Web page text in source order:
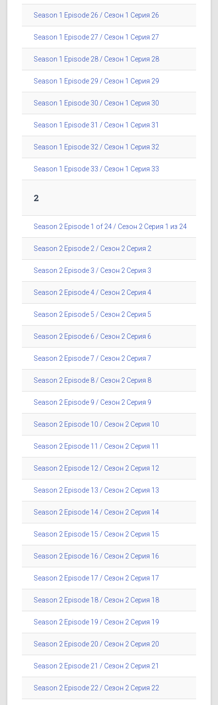
Season 1 Episode 26 / Сезон 1 Серия 26
Season 1 Episode 27 / Сезон 1 Серия 27
Season 1 Episode 28 / Сезон 1 Серия 28
Season 1 Episode 29 / Сезон 1 Серия 29
Season 1 Episode 30 / Сезон 1 Серия 30
Season 1 Episode 31 / Сезон 1 Серия 31
Season 1 Episode 32 / Сезон 1 Серия 32
Season 1 Episode 33 / Сезон 1 Серия 33
2
Season 2 Episode 1 of 24 / Сезон 2 Серия 1 из 24
Season 2 Episode 2 / Сезон 2 Серия 2
Season 2 Episode 3 / Сезон 2 Серия 3
Season 2 Episode 4 / Сезон 2 Серия 4
Season 2 Episode 5 / Сезон 2 Серия 5
Season 2 Episode 6 / Сезон 2 Серия 6
Season 2 Episode 7 / Сезон 2 Серия 7
Season 2 Episode 8 / Сезон 2 Серия 8
Season 2 Episode 9 / Сезон 2 Серия 9
Season 2 Episode 10 / Сезон 2 Серия 10
Season 2 Episode 11 / Сезон 2 Серия 11
Season 2 Episode 12 / Сезон 2 Серия 12
Season 2 Episode 13 / Сезон 2 Серия 13
Season 2 Episode 14 / Сезон 2 Серия 14
Season 2 Episode 15 / Сезон 2 Серия 15
Season 2 Episode 16 / Сезон 2 Серия 16
Season 2 Episode 17 / Сезон 2 Серия 17
Season 2 Episode 18 / Сезон 2 Серия 18
Season 2 Episode 19 / Сезон 2 Серия 19
Season 2 Episode 20 / Сезон 2 Серия 20
Season 2 Episode 21 / Сезон 2 Серия 21
Season 2 Episode 22 / Сезон 2 Серия 22